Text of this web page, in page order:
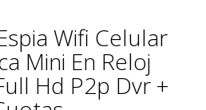
Wifi Celular
Mini En Reloj
Hd P2p Dvr +